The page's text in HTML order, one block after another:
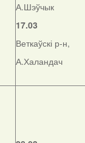
А.Шэўчык
17.03
Веткаўскі р-н,
А.Халандач